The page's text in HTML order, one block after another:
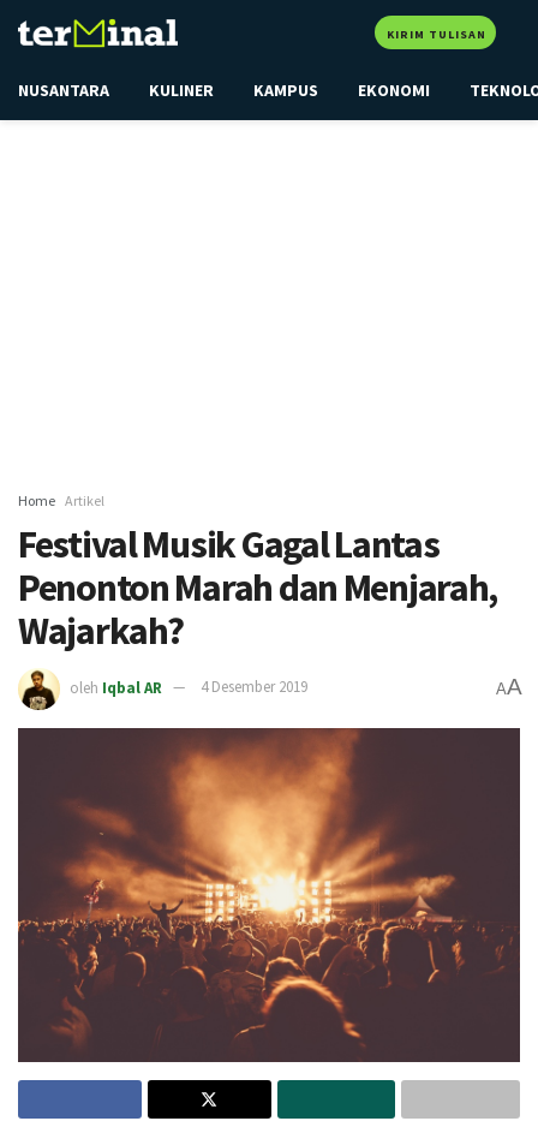
KIRIM TULISAN
NUSANTARA KULINER KAMPUS EKONOMI
Home Artikel
Festival Musik Gagal Lantas
Penonton Marah dan Menjarah,
Wajarkah?
oleh Iqbal AR 4 Desember 2019 AA